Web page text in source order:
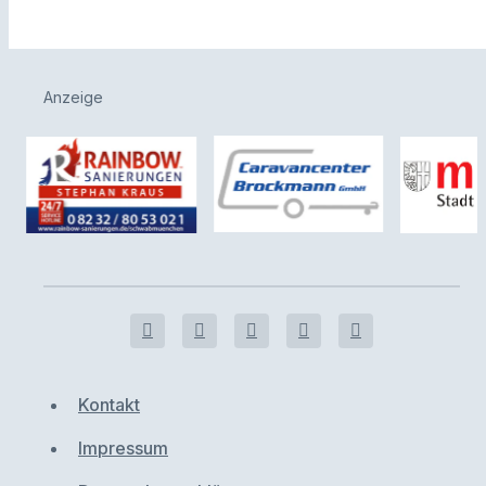
Anzeige
Kontakt
Impressum